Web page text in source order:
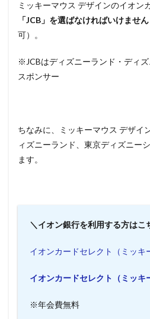
ミッキーマウス デザインのイオン
「JCB」を選ばなければいけません
可）。
※JCBはディズニーランド・ディ
スポンサー
ちなみに、ミッキーマウス デザイ
ィズニーランド、東京ディズニー
ます。
＼イオン銀行を利用する方はこ
イオンカードセレクト（ミッキ
イオンカードセレクト（ミッキ
※年会費無料